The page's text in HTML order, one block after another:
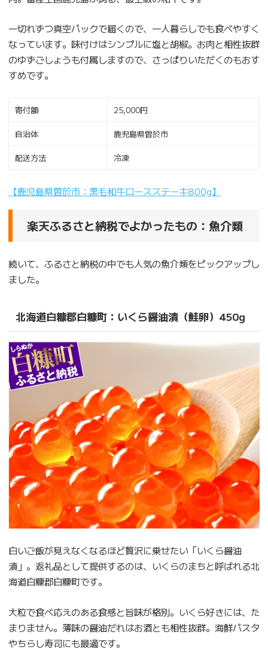
一切れずつ真空パックで届くので、一人暮らしでも食べやすく
なっています。味付けはシンプルに塩と胡椒。お肉と相性抜群
のゆずごしょうも付属しますので、さっぱりいただくのもおす
すめです。
寄付額 25,000円
自治体 鹿児島県曽於市
配送方法 冷凍
【鹿児島県曽於市：黒毛和牛ロースステーキ800g】
楽天ふるさと納税でよかったもの：魚介類
続いて、ふるさと納税の中でも人気の魚介類をピックアップし
ました。
北海道白糠郡白糠町：いくら醤油漬（鮭卵）450g
白いご飯が見えなくなるほど贅沢に乗せたい「いくら醤油
漬」。返礼品として提供するのは、いくらのまちと呼ばれる北
海道白糠郡白糠町です。
大粒で食べ応えのある食感と旨味が格別。いくら好きには、た
まりません。薄味の醤油だれはお酒とも相性抜群。海鮮パスタ
やちらし寿司にも最適です。